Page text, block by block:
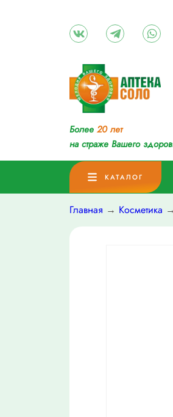
Более 20 лет
на страже Вашего
КАТАЛОГ
Главная → Косметика